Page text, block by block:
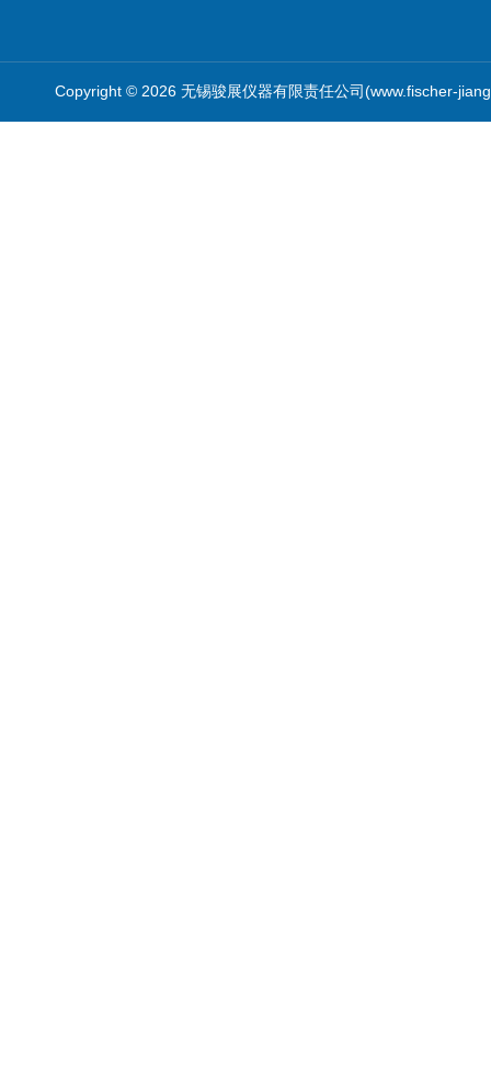
Copyright © 2026 无锡骏展仪器有限责任公司(www.fischer-